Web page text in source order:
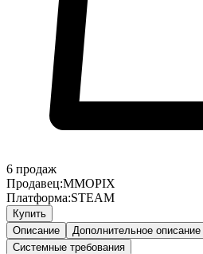
6 продаж
Продавец:MMOPIX
Платформа:STEAM
Купить
Описание
Дополнительное описание
Системные требования